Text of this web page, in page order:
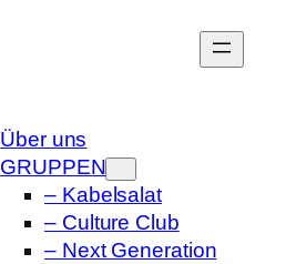
Über uns
GRUPPEN
– Kabelsalat
– Culture Club
– Next Generation